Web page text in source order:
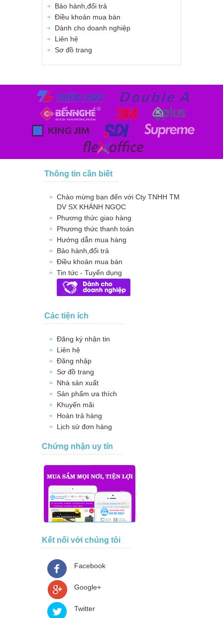
Bảo hành,đổi trả
Điều khoản mua bán
Dành cho doanh nghiệp
Liên hệ
Sơ đồ trang
Thông tin cần biết
Chào mừng bạn đến với Cty TNHH TM
DV SX KHÁNH NGỌC
Phương thức giao hàng
Phương thức thanh toán
Hướng dẫn mua hàng
Bảo hành,đổi trả
Điều khoản mua bán
Tin tức - Tuyển dụng
Các tiện ích
Đăng ký nhận tin
Liên hệ
Đăng nhập
Sơ đồ trang
Nhà sản xuất
Sản phẩm ưa thích
Khuyến mãi
Hoàn trả hàng
Lịch sử đơn hàng
Chứng nhận uy tín
Kết nối với chúng tôi
Facebook
Google+
Twitter